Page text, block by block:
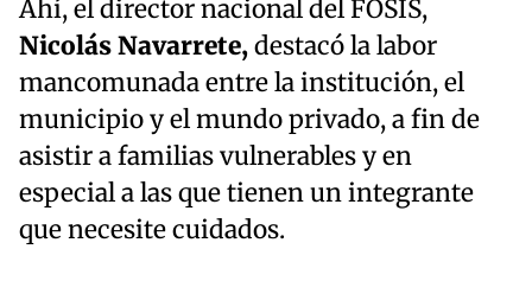
Ahí, el director nacional del FOSIS,
Nicolás Navarrete,destacó la labor
mancomunada entre la institución, el
municipio y el mundo privado, a fin de
asistir a familias vulnerables y en
especial a las que tienen un integrante
que necesite cuidados.